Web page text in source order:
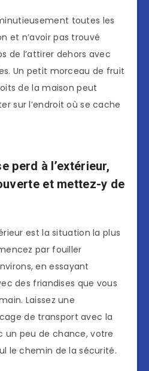
toutes les
et n’avoir pas trouvé
de l’attirer dehors avec
Un petit morceau de fruit
de la maison peut
sur l’endroit où se cache
perd à l’extérieur,
et mettez-y de
est la situation la plus
par fouiller
en essayant
des friandises que vous
Laissez une
de transport avec la
un peu de chance, votre
le chemin de la sécurité.